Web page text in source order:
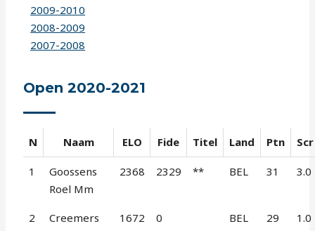
2009-2010
2008-2009
2007-2008
Open 2020-2021
N Naam ELO Fide Titel Land Ptn Scr
1
Goossens
Roel Mm
2368 2329 ** BEL 31 3.0
2
Creemers
1672 0 BEL 29 1.0